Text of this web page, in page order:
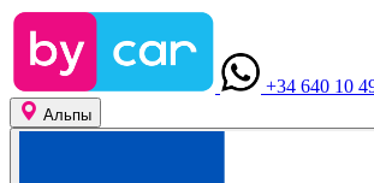
+34 640 10
Альпы